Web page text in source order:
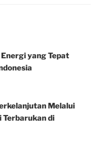
yang Tepat
Melalui
Terbarukan di